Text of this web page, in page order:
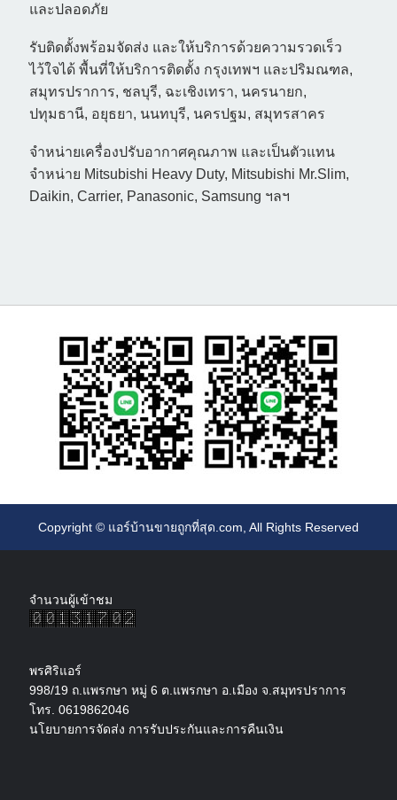
และปลอดภัย
รับติดตั้งพร้อมจัดส่ง และให้บริการด้วยความรวดเร็ว
ไว้ใจได้ พื้นที่ให้บริการติดตั้ง กรุงเทพฯ และปริมณฑล,
สมุทรปราการ, ชลบุรี, ฉะเชิงเทรา, นครนายก,
ปทุมธานี, อยุธยา, นนทบุรี, นครปฐม, สมุทรสาคร
จำหน่ายเครื่องปรับอากาศคุณภาพ และเป็นตัวแทน
จำหน่าย Mitsubishi Heavy Duty, Mitsubishi Mr.Slim,
Daikin, Carrier, Panasonic, Samsung ฯลฯ
Copyright © แอร์บ้านขายถูกที่สุด.com , All Rights Reserved
จำนวนผู้เข้าชม
พรศิริแอร์
998/19 ถ.แพรกษา หมู่ 6 ต.แพรกษา อ.เมือง จ.สมุทรปราการ
โทร. 0619862046
นโยบายการจัดส่ง การรับประกันและการคืนเงิน